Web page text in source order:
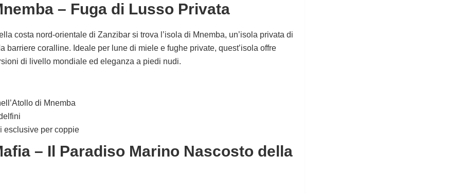
– Fuga di Lusso Privata
costa nord-orientale di Zanzibar si trova l’isola di Mnemba, un’isola privata di
barriere coralline. Ideale per lune di miele e fughe private, quest’isola offre
di livello mondiale ed eleganza a piedi nudi.
di Mnemba
esclusive per coppie
– Il Paradiso Marino Nascosto della